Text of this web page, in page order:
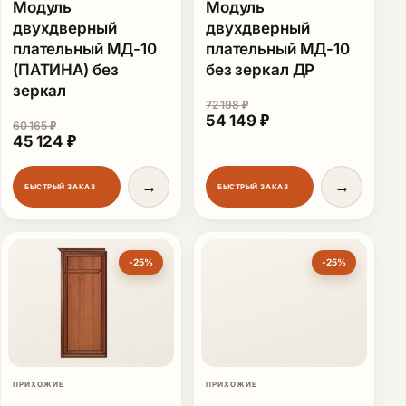
Модуль
двухдверный
плательный МД-10
(ПАТИНА) без
зеркал
60 165₽
Первоначальная цена составляла 60 165 ₽.
45 124 ₽Текущая цена: 45 124 ₽.
БЫСТРЫЙ ЗАКАЗ →
Модуль
двухдверный
плательный МД-10
без зеркал ДР
72 198₽
Первоначальная цена
54 149 ₽Текущая цена:
БЫСТРЫЙ ЗАКАЗ →
-25%
ПРИХОЖИЕ
-25%
ПРИХОЖИЕ